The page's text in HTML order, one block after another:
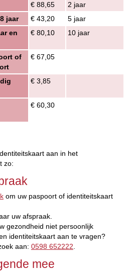
€ 88,65
2 jaar
jaar
€ 43,20
5 jaar
en
€ 80,10 10 jaar
of
€ 67,05
€ 3,85
€ 60,30
aan in het
zo:
om uw paspoort of identiteitskaart
uw afspraak.
gezondheid niet persoonlijk
identiteitskaart aan te vragen?
aan: 0598 652222
mee